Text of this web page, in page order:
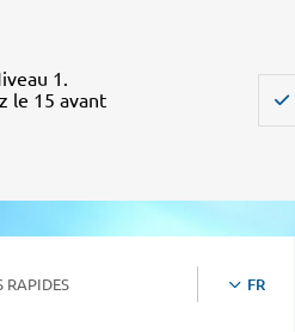
1.
le 15 avant
RAPIDES FR